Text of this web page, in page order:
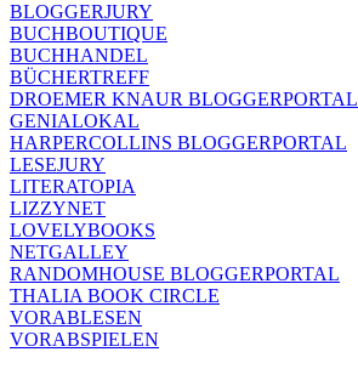
BLOGGERJURY
BUCHBOUTIQUE
BUCHHANDEL
BÜCHERTREFF
DROEMER KNAUR BLOGGERPORTAL
GENIALOKAL
HARPERCOLLINS BLOGGERPORTAL
LESEJURY
LITERATOPIA
LIZZYNET
LOVELYBOOKS
NETGALLEY
RANDOMHOUSE BLOGGERPORTAL
THALIA BOOK CIRCLE
VORABLESEN
VORABSPIELEN